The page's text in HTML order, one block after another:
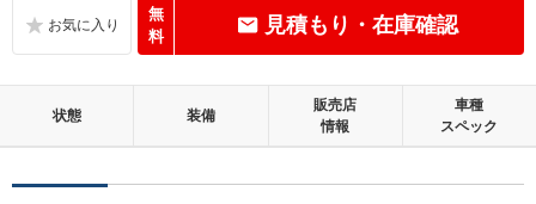
補修の必要な目立つ損傷、悪臭等がないこと
外装：
補修の必要な目立つ損傷がないこと
無
料
見積もり・在庫確認
状態 装備
販売店
情報
車種
スペック